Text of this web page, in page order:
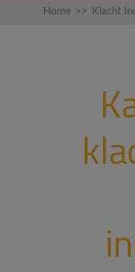
Home >> Klacht